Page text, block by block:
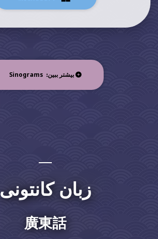
بیشتر ببین: Sinograms
زبان کانتونی
廣東話